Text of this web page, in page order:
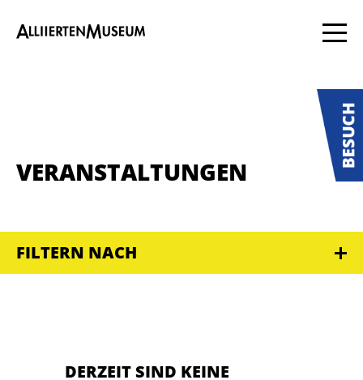
VERANSTALTUNGEN
FILTERN NACH
DERZEIT SIND KEINE